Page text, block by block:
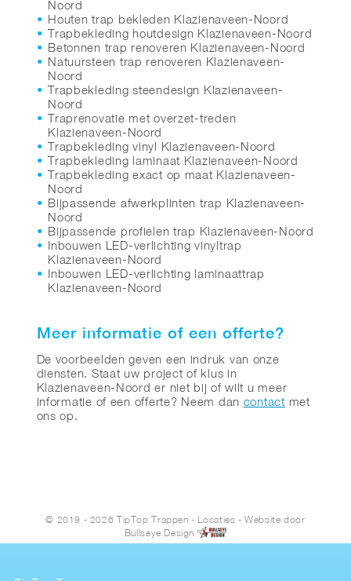
Noord
Houten trap bekleden Klazienaveen-Noord
Trapbekleding houtdesign Klazienaveen-Noord
Betonnen trap renoveren Klazienaveen-Noord
Natuursteen trap renoveren Klazienaveen-
Noord
Trapbekleding steendesign Klazienaveen-
Noord
Traprenovatie met overzet-treden
Klazienaveen-Noord
Trapbekleding vinyl Klazienaveen-Noord
Trapbekleding laminaat Klazienaveen-Noord
Trapbekleding exact op maat Klazienaveen-
Noord
Bijpassende afwerkplinten trap Klazienaveen-
Noord
Bijpassende profielen trap Klazienaveen-Noord
Inbouwen LED-verlichting vinyltrap
Klazienaveen-Noord
Inbouwen LED-verlichting laminaattrap
Klazienaveen-Noord
Meer informatie of een offerte?
De voorbeelden geven een indruk van onze
diensten. Staat uw project of klus in
Klazienaveen-Noord er niet bij of wilt u meer
informatie of een offerte? Neem dan contact met
ons op.
© 2019 - 2026 TipTop Trappen- Locaties - Website door
Bullseye Design